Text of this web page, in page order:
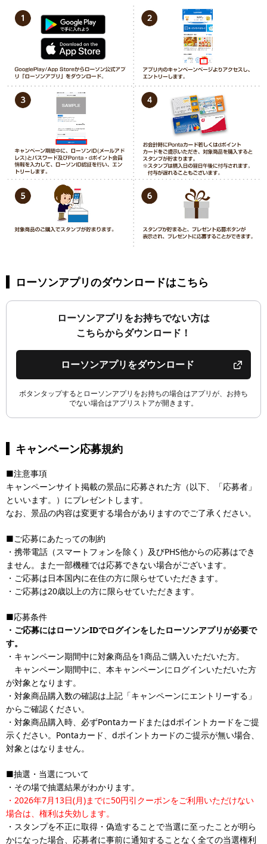
ローソンアプリのダウンロードはこちら
ローソンアプリをお持ちでない方は
こちらからダウンロード！
ローソンアプリをダウンロード
ボタンタップするとローソンアプリをお持ちの場合はアプリが、お持ち
でない場合はアプリストアが開きます。
キャンペーン応募規約
■注意事項
キャンペーンサイト掲載の景品に応募された方（以下、「応募者」
といいます。）にプレゼントします。
なお、景品の内容は変更する場合がありますのでご了承ください。
■ご応募にあたっての制約
・携帯電話（スマートフォンを除く）及びPHS他からの応募はでき
ません。また一部機種では応募できない場合がございます。
・ご応募は日本国内に在住の方に限らせていただきます。
・ご応募は20歳以上の方に限らせていただきます。
■応募条件
・ご応募にはローソンIDでログインをしたローソンアプリが必要で
す。
・キャンペーン期間中に対象商品を1商品ご購入いただいた方。
キャンペーン期間中に、本キャンペーンにログインいただいた方
が対象となります。
・対象商品購入数の確認は上記「キャンペーンにエントリーする」
からご確認ください。
・対象商品購入時、必ずPontaカードまたはdポイントカードをご提
示ください。Pontaカード、dポイントカードのご提示が無い場合、
対象とはなりません。
■抽選・当選について
・その場で抽選結果がわかります。
・2026年7月13日(月)までに50円引クーポンをご利用いただけない
場合は、権利は失効します。
・スタンプを不正に取得・偽造することで当選に至ったことが明ら
かになった場合、応募者に事前に通知することなく全ての当選権利